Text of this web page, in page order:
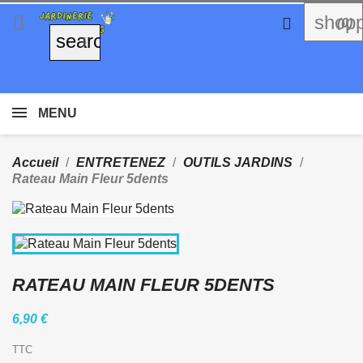
 (0)

search
MENU
Accueil ENTRETENEZ
OUTILS JARDINS
Rateau Main Fleur 5dents
RATEAU MAIN FLEUR 5DENTS
6,90 €
TTC